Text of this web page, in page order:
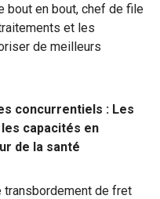
bout en bout, chef de file
et les
de meilleurs
concurrentiels : Les
capacités en
de la santé
transbordement de fret